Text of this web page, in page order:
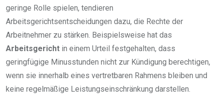
geringe Rolle spielen, tendieren
Arbeitsgerichtsentscheidungen dazu, die Rechte der
Arbeitnehmer zu stärken. Beispielsweise hat das
Arbeitsgericht in einem Urteil festgehalten, dass
geringfügige Minusstunden nicht zur Kündigung berechtigen,
wenn sie innerhalb eines vertretbaren Rahmens bleiben und
keine regelmäßige Leistungseinschränkung darstellen.